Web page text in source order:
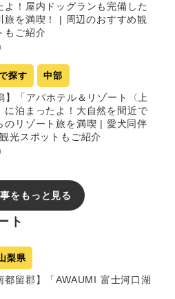
よ！屋内ドッグランも完備した
旅を満喫！ | 周辺のおすすめ観
もご紹介
探す 中部
】「アパホテル＆リゾート〈上
に泊まったよ！大自然を間近で
のリゾート旅を満喫 | 愛犬同伴
光スポットもご紹介
をもっと見る
ト
梨県
都留郡】「AWAUMI 富士河口湖